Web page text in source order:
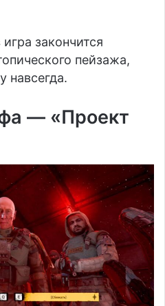
закончится
пейзажа,
навсегда.
— «Проект